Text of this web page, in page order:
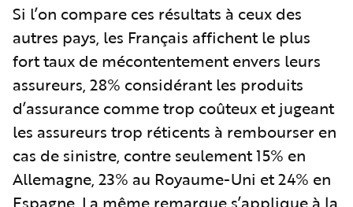
Si l’on compare ces résultats à ceux des
autres pays, les Français affichent le plus
fort taux de mécontentement envers leurs
assureurs, 28% considérant les produits
d’assurance comme trop coûteux et jugeant
les assureurs trop réticents à rembourser en
cas de sinistre, contre seulement 15% en
Allemagne, 23% au Royaume-Uni et 24% en
Espagne. La même remarque s’applique à la